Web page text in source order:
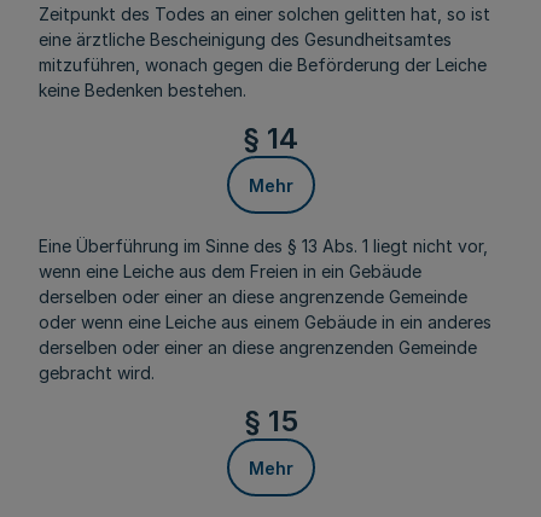
Zeitpunkt des Todes an einer solchen gelitten hat, so ist
eine ärztliche Bescheinigung des Gesundheitsamtes
mitzuführen, wonach gegen die Beförderung der Leiche
keine Bedenken bestehen.
§ 14
Mehr
Eine Überführung im Sinne des § 13 Abs. 1 liegt nicht vor,
wenn eine Leiche aus dem Freien in ein Gebäude
derselben oder einer an diese angrenzende Gemeinde
oder wenn eine Leiche aus einem Gebäude in ein anderes
derselben oder einer an diese angrenzenden Gemeinde
gebracht wird.
§ 15
Mehr